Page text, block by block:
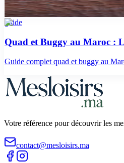
Combien coûte une sortie en quad à
guide
Quad et Buggy au Maroc :
Guide complet quad et buggy au
Votre référence pour découvrir les
contact@mesloisirs.ma